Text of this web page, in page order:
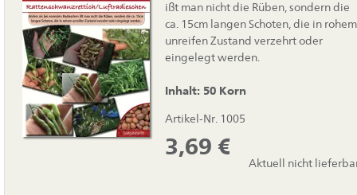
ißt man nicht die Rüben, sondern die
ca. 15cm langen Schoten, die in rohem
unreifen Zustand verzehrt oder
eingelegt werden.
Inhalt: 50 Korn
Artikel-Nr. 1005
3,69 €
Aktuell nicht